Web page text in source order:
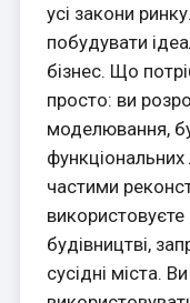
усі закони
побудувати
бізнес. Що
просто: ви
моделювання,
частими
використовуєте
будівництві,
сусідні міста.